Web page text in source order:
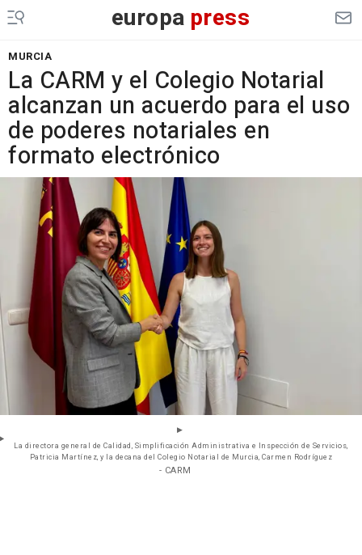
europa press
MURCIA
La CARM y el Colegio Notarial
alcanzan un acuerdo para el uso
de poderes notariales en
formato electrónico
La directora general de Calidad, Simplificación Administrativa e Inspección de Servicios,
Patricia Martínez, y la decana del Colegio Notarial de Murcia, Carmen Rodríguez
- CARM